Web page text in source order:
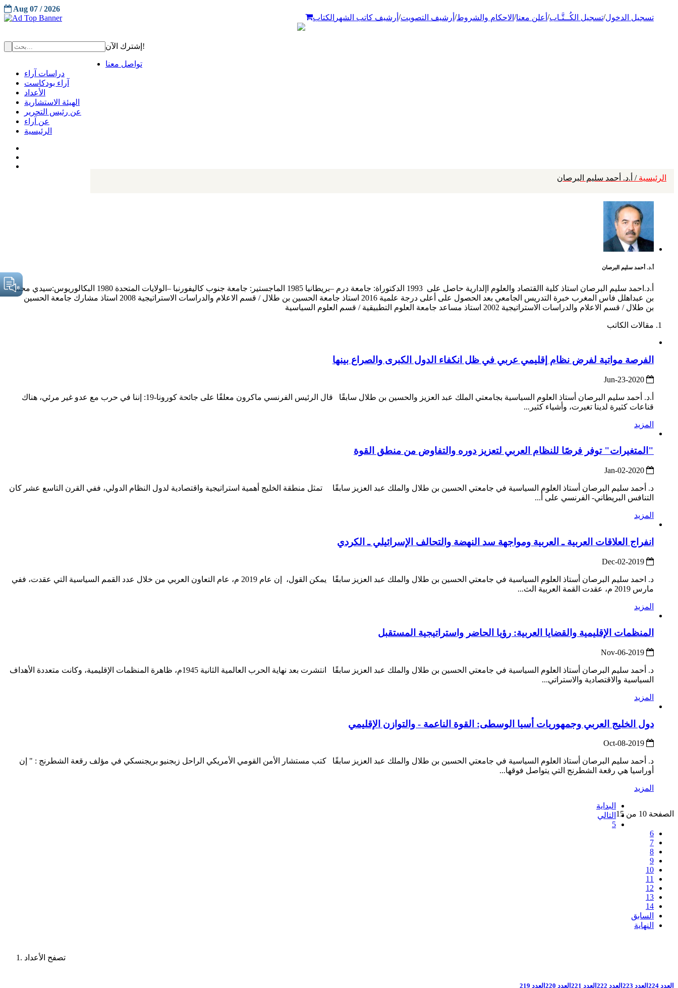
تسجيل الدخول/تسجيل الكُــتَّـاب/ أعلن معنا/ الاحكام والشروط/ أرشيف التصويت/ أرشيف كاتب الشهر الكتاب
Aug 07 / 2026
إشترك الآن!
تواصل معنا
دراسات آراء
آراء بودكاست
الأعداد
الهيئة الاستشارية
عن رئيس التحرير
عن آراء
الرئيسية
الرئيسية / أ.د. أحمد سليم البرصان
أ.د. أحمد سليم البرصان
أ.د.احمد سليم البرصان استاذ كلية االقتصاد والعلوم اإلدارية حاصل على 1993 الدكتوراة: جامعة درم –بريطانيا 1985 الماجستير: جامعة جنوب كاليفورنبا –الولايات المتحدة 1980 البكالوريوس:سيدي محمد
بن عبداهلل فاس المغرب خبرة التدريس الجامعي بعد الحصول على أعلى درجة علمية 2016 استاذ جامعة الحسين بن طلال / قسم الاعلام والدراسات الاستراتيجية 2008 استاذ مشارك جامعة الحسين
بن طلال / قسم الاعلام والدراسات الاستراتيجية 2002 استاذ مساعد جامعة العلوم التطبيقية / قسم العلوم السياسية
مقالات الكاتب
الفرصة مواتية لفرض نظام إقليمي عربي في ظل انكفاء الدول الكبرى والصراع بينها
أ.د. أحمد سليم البرصان أستاذ العلوم السياسية بجامعتي الملك عبد العزيز والحسين بن طلال سابقًا قال الرئيس الفرنسي ماكرون معلقًا على جائحة كورونا-19: إننا في حرب مع عدو غير مرئي، هناك
قناعات كثيرة لدينا تغيرت، وأشياء كثير...
المزيد
"المتغيرات" توفر فرصًا للنظام العربي لتعزيز دوره والتفاوض من منطق القوة
د. أحمد سليم البرصان أستاذ العلوم السياسية في جامعتي الحسين بن طلال والملك عبد العزيز سابقًا تمثل منطقة الخليج أهمية استراتيجية واقتصادية لدول النظام الدولي، ففي القرن التاسع عشر كان
التنافس البريطاني- الفرنسي على أ...
المزيد
انفراج العلاقات العربية ـ العربية ومواجهة سد النهضة والتحالف الإسرائيلي ـ الكردي
د. احمد سليم البرصان أستاذ العلوم السياسية في جامعتي الحسين بن طلال والملك عبد العزيز سابقًا يمكن القول، إن عام 2019 م، عام التعاون العربي من خلال عدد القمم السياسية التي عقدت، ففي
مارس 2019 م، عقدت القمة العربية الث...
المزيد
المنظمات الإقليمية والقضايا العربية: رؤيا الحاضر واستراتيجية المستقبل
د. أحمد سليم البرصان أستاذ العلوم السياسية في جامعتي الحسين بن طلال والملك عبد العزيز سابقًا انتشرت بعد نهاية الحرب العالمية الثانية 1945م، ظاهرة المنظمات الإقليمية، وكانت متعددة الأهداف
السياسية والاقتصادية والاستراتي...
المزيد
دول الخليج العربي وجمهوريات أسيا الوسطى: القوة الناعمة - والتوازن الإقليمي
د. أحمد سليم البرصان أستاذ العلوم السياسية في جامعتي الحسين بن طلال والملك عبد العزيز سابقًا كتب مستشار الأمن القومي الأمريكي الراحل زبجنيو بريجنسكي في مؤلف رقعة الشطرنج : " إن
أوراسيا هي رقعة الشطرنج التي يتواصل فوقها...
المزيد
الصفحة 10 من 15
البداية
التالي
5
6
7
8
9
10
11
12
13
14
السابق
النهاية
تصفح الأعداد
العدد 224 العدد 223 العدد 222 العدد 221 العدد 220 العدد 219